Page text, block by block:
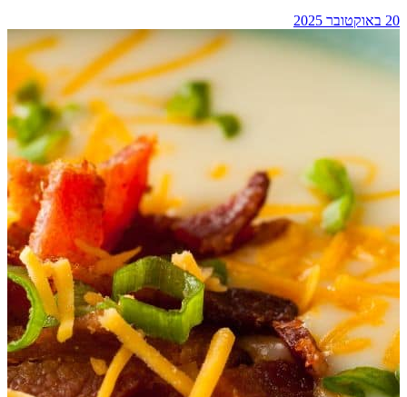
20 באוקטובר 2025